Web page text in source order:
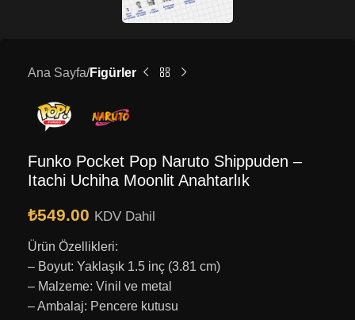
Ana Sayfa Figürler
Funko Pocket Pop Naruto Shippuden –
Itachi Uchiha Moonlit Anahtarlık
₺549.00 KDV Dahil
Ürün Özellikleri:
– Boyut: Yaklaşık 1.5 inç (3.81 cm)
– Malzeme: Vinil ve metal
– Ambalaj: Pencere kutusu